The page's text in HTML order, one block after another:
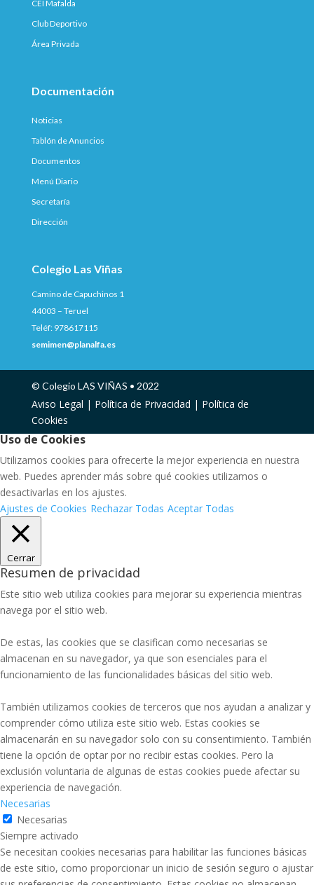
CEI Mafalda
Club Deportivo
Área Privada
Documentación
Noticias
Tablón de Anuncios
Documentos
Menú Diario
Secretaría
Dirección
Colegio Las Viñas
Camino de Capuchinos 1
44003 – Teruel
Teléf: 978617115
semimen@planalfa.es
© Colegio LAS VIÑAS • 2022
Aviso Legal | Política de Privacidad | Política de
Cookies
Uso de Cookies
Utilizamos cookies para ofrecerte la mejor experiencia en nuestra
web. Puedes aprender más sobre qué cookies utilizamos o
desactivarlas en los ajustes.
Ajustes de Cookies Rechazar Todas Aceptar Todas
Cerrar
Resumen de privacidad
Este sitio web utiliza cookies para mejorar su experiencia mientras
navega por el sitio web.
De estas, las cookies que se clasifican como necesarias se
almacenan en su navegador, ya que son esenciales para el
funcionamiento de las funcionalidades básicas del sitio web.
También utilizamos cookies de terceros que nos ayudan a analizar y
comprender cómo utiliza este sitio web. Estas cookies se
almacenarán en su navegador solo con su consentimiento. También
tiene la opción de optar por no recibir estas cookies. Pero la
exclusión voluntaria de algunas de estas cookies puede afectar su
experiencia de navegación.
Necesarias
Necesarias
Siempre activado
Se necesitan cookies necesarias para habilitar las funciones básicas
de este sitio, como proporcionar un inicio de sesión seguro o ajustar